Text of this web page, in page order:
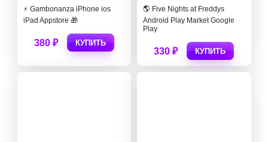
⚡️ Gambonanza iPhone ios
iPad Appstore 🎁
380 ₽ КУПИТЬ
🌎 Five Nights at Freddys
Android Play Market Google
Play
330 ₽ КУПИТЬ